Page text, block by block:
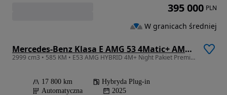
Mercedes-Benz Klasa E AMG 53 4Matic+ AMG SPEEDSHIFT TCT 9G
2999 cm3 • 585 KM • E53 AMG HYBRID 4M+ Night Pakiet Premium Pakiet, Faktura VAT, Gwarancja
17 800 km
Hybryda Plug-in
Automatyczna
2025
395 000 PLN
W granicach średniej